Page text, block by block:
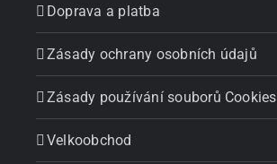
Doprava a platba
Zásady ochrany osobních údajů
Zásady používání souborů Cookies
Velkoobchod